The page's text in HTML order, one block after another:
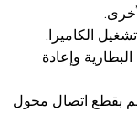
الكاميرا.
وإعادة
قم بقطع اتصال محول